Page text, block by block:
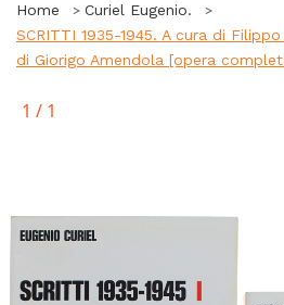
Home
Curiel Eugenio.
SCRITTI 1935-1945. A cura di
di Giorigo Amendola [opera
1 / 1